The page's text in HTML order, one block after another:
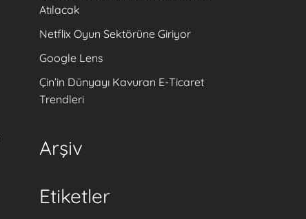
Atılacak
Netflix Oyun Sektörüne Giriyor
Google Lens
Çin’in Dünyayı Kavuran E-Ticaret
Trendleri
Arşiv
Etiketler